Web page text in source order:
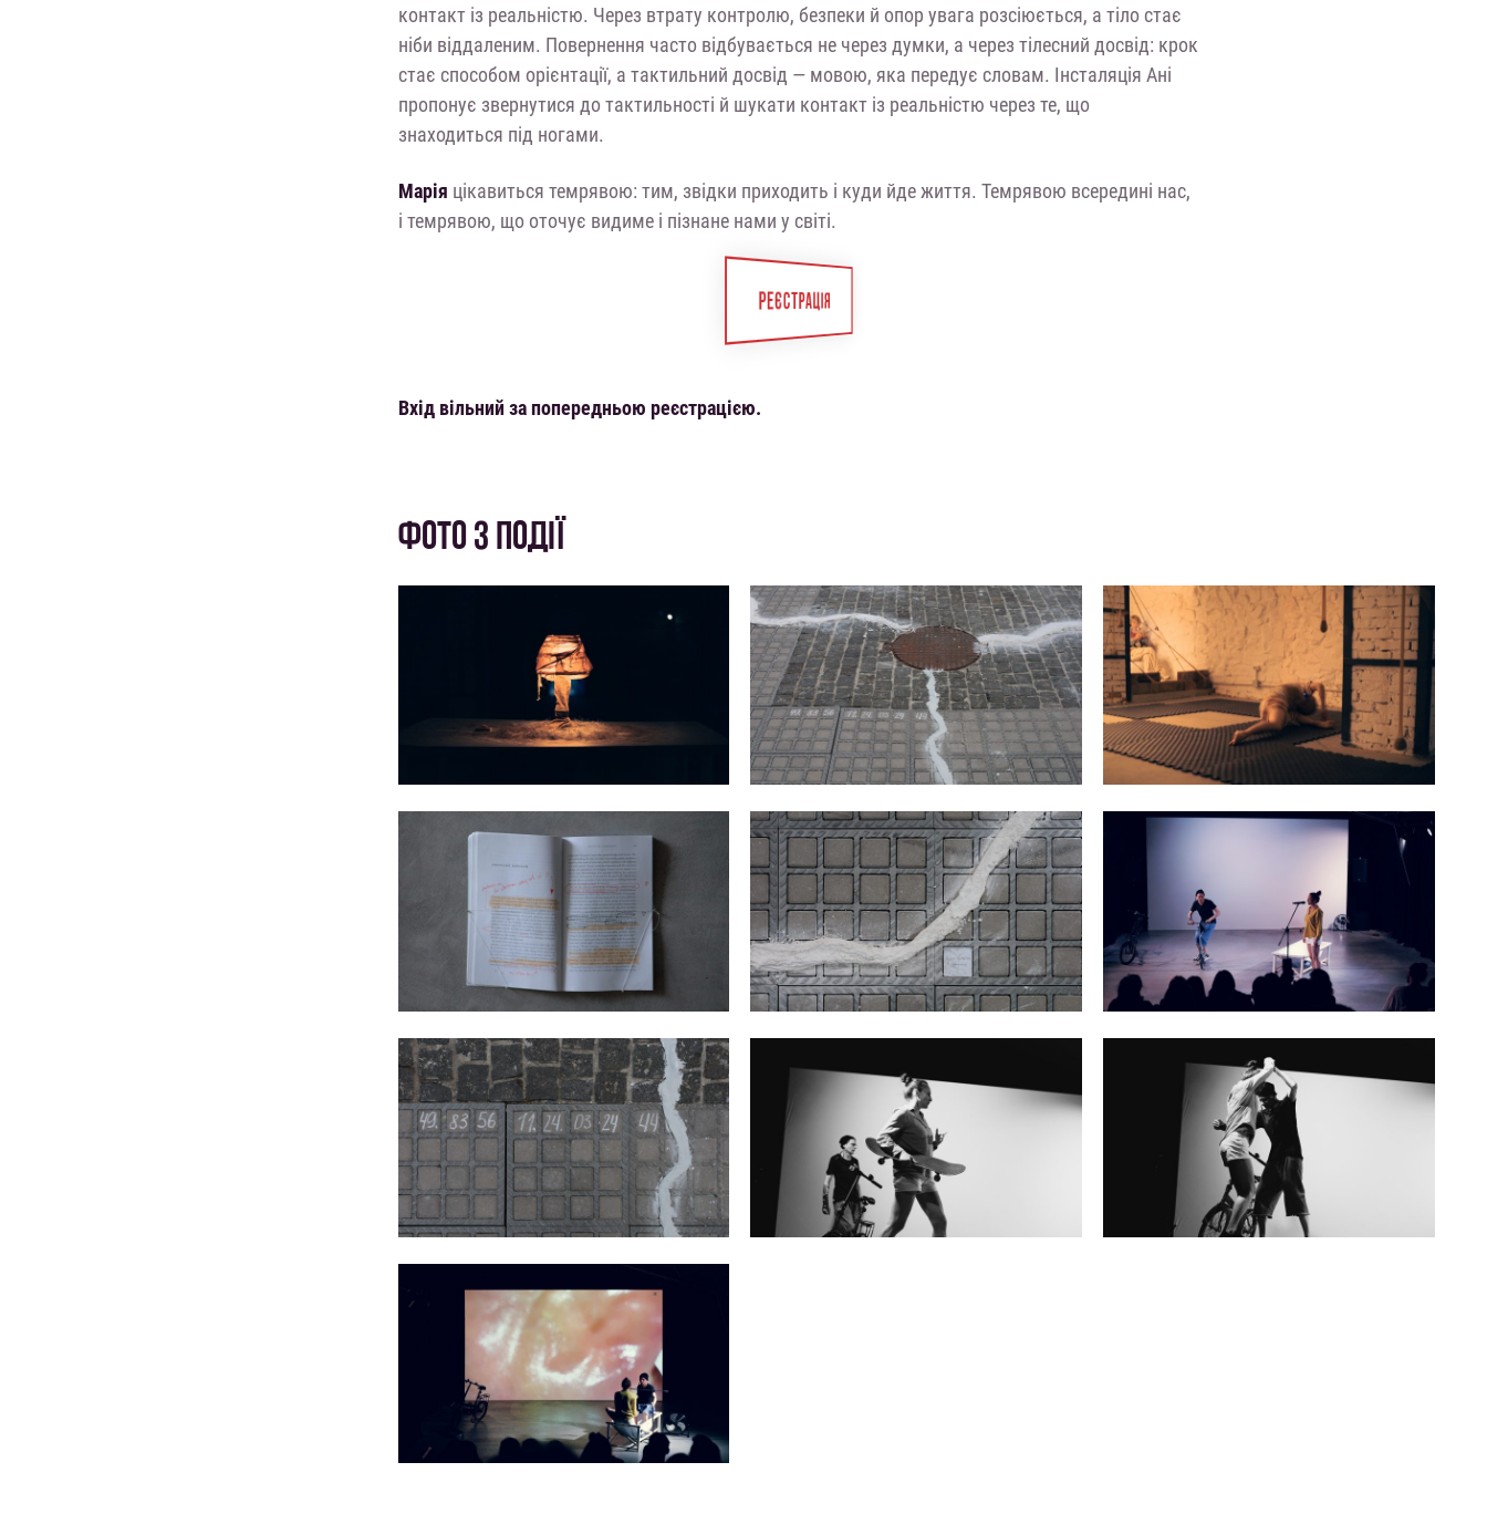
контакт із реальністю. Через втрату контролю, безпеки й опор увага розсіюється, а тіло стає
ніби віддаленим. Повернення часто відбувається не через думки, а через тілесний досвід: крок
стає способом орієнтації, а тактильний досвід — мовою, яка передує словам. Інсталяція Ані
пропонує звернутися до тактильності й шукати контакт із реальністю через те, що
знаходиться під ногами.
Марія цікавиться темрявою: тим, звідки приходить і куди йде життя. Темрявою всередині нас,
і темрявою, що оточує видиме і пізнане нами у світі.
РЕЄСТРАЦІЯ
Вхід вільний за попередньою реєстрацією.
ФОТО З ПОДІЇ